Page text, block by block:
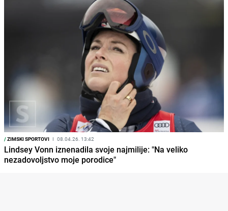
/ZIMSKI SPORTOVI I 08.04.26. 13:42
Lindsey Vonn iznenadila svoje najmilije: "Na veliko
nezadovoljstvo moje porodice"